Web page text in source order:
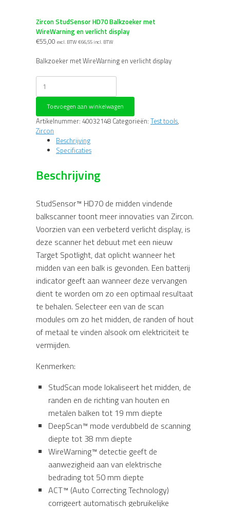
Zircon StudSensor HD70 Balkzoeker met
WireWarning en verlicht display
€55,00 excl. BTW €66,55 incl. BTW
Balkzoeker met WireWarning en verlicht display
Zircon
StudSensor
HD70
Balkzoeker
met
WireWarning
verlicht
Toevoegen aan winkelwagen
Artikelnummer: 40032148 Categorieën: Test tools,
Zircon
Beschrijving
Specificaties
Beschrijving
StudSensor™ HD70 de midden vindende
balkscanner toont meer innovaties van Zircon.
Voorzien van een verbeterd verlicht display, is
deze scanner het debuut met een nieuw
Target Spotlight, dat oplicht wanneer het
midden van een balk is gevonden. Een batterij
indicator geeft aan wanneer deze vervangen
dient te worden om zo een optimaal resultaat
te behalen. Selecteer een van de scan
modules om zo het midden, de randen of hout
of metaal te vinden alsook om elektriciteit te
vermijden.
Kenmerken:
StudScan mode lokaliseert het midden, de
randen en de richting van houten en
metalen balken tot 19 mm diepte
DeepScan™ mode verdubbeld de scanning
diepte tot 38 mm diepte
WireWarning™ detectie geeft de
aanwezigheid aan van elektrische
bedrading tot 50 mm diepte
ACT™ (Auto Correcting Technology)
corrigeert automatisch gebruikelijke